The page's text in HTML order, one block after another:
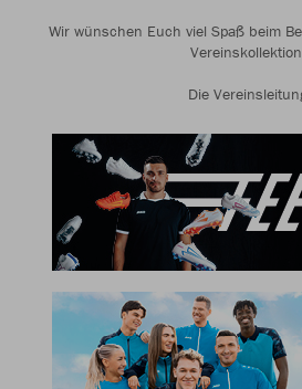
Wir wünschen Euch viel Spaß beim
Die